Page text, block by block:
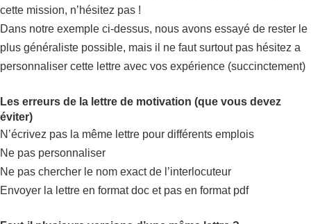
cette mission, n’hésitez pas !
Dans notre exemple ci-dessus, nous avons essayé de rester le
plus généraliste possible, mais il ne faut surtout pas hésitez a
personnaliser cette lettre avec vos expérience (succinctement)
Les erreurs de la lettre de motivation (que vous devez
éviter)
N’écrivez pas la même lettre pour différents emplois
Ne pas personnaliser
Ne pas chercher le nom exact de l’interlocuteur
Envoyer la lettre en format doc et pas en format pdf